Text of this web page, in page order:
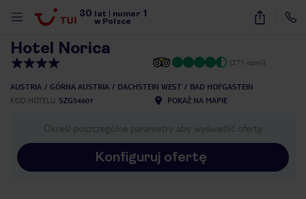
30 lat numer 1
w Polsce
24
Hotel Norica
(271 opinii)
AUSTRIA GÓRNA AUSTRIA DACHSTEIN WEST
BAD HOFGASTEIN
KOD HOTELU SZG54601 POKAŻ NA MAPIE
Określ poszczególne parametry aby wyświetlić ofertę
Konfiguruj ofertę